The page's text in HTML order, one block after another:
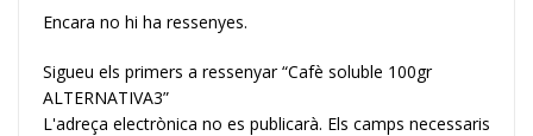
Encara no hi ha ressenyes.
Sigueu els primers a ressenyar “Cafè soluble 100gr
ALTERNATIVA3”
L'adreça electrònica no es publicarà. Els camps necessaris